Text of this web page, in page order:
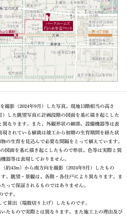
撮影（2024年9月）した写真、現地13階相当の高さ
）した眺望写真に計画段階の図面を基に描き起こした
異なります。また、外観形状の細部、設備機器等は表
現されている植栽は竣工から初期の生育期間を経た状
の生育を見込んで必要な間隔をとって植えています。
図面を基に描き起こしたもので形状、色等は実際と異
器等は表現しておりません。
約43m）から南方向を撮影（2024年9月）したもの
。眺望・景観は、各階・各住戸により異なります。ま
って保証されるものではありません。
です。
算出（端数切り上げ）したものです。
たもので実際とは異なります。また施工上の理由及び